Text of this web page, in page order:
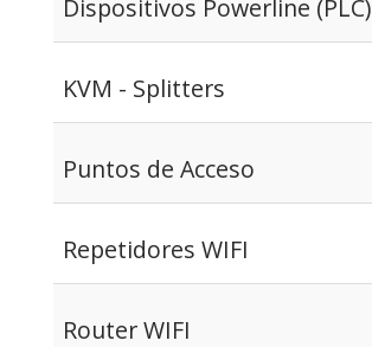
Dispositivos Powerline (PLC)
KVM - Splitters
Puntos de Acceso
Repetidores WIFI
Router WIFI